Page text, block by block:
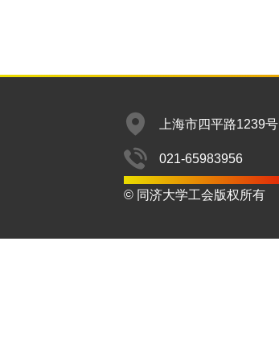
上海市四平路1239号
021-65983956
© 同济大学工会版权所有